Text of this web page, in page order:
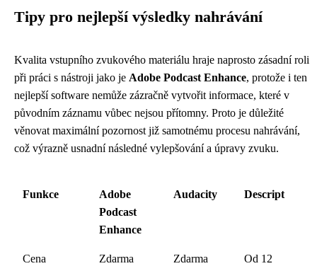
Tipy pro nejlepší výsledky nahrávání
Kvalita vstupního zvukového materiálu hraje naprosto zásadní roli
při práci s nástroji jako je Adobe Podcast Enhance, protože i ten
nejlepší software nemůže zázračně vytvořit informace, které v
původním záznamu vůbec nejsou přítomny. Proto je důležité
věnovat maximální pozornost již samotnému procesu nahrávání,
což výrazně usnadní následné vylepšování a úpravy zvuku.
Funkce
Adobe
Podcast
Enhance
Audacity Descript
Cena Zdarma Zdarma
Od 12